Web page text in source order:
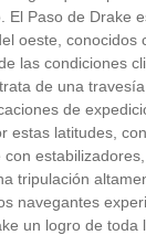
El Paso de Drake
oeste, conocidos
las condiciones
de una
de
estas latitudes,
tripulación
navegantes
un logro de toda